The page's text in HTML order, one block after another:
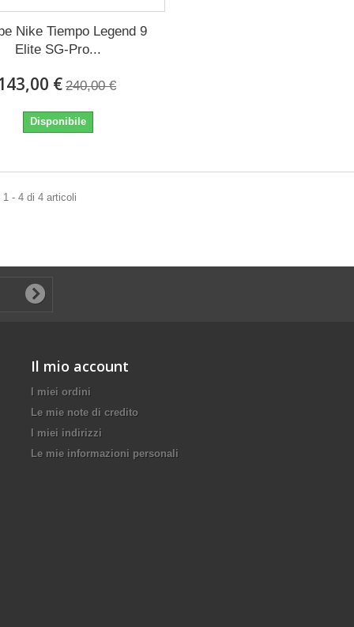
Nike Tiempo Legend 9
Elite SG-Pro...
€ 240,00 €
Disponibile
1 - 4 di 4 articoli
Il mio account
I miei ordini
Le mie note di credito
I miei indirizzi
Le mie informazioni personali